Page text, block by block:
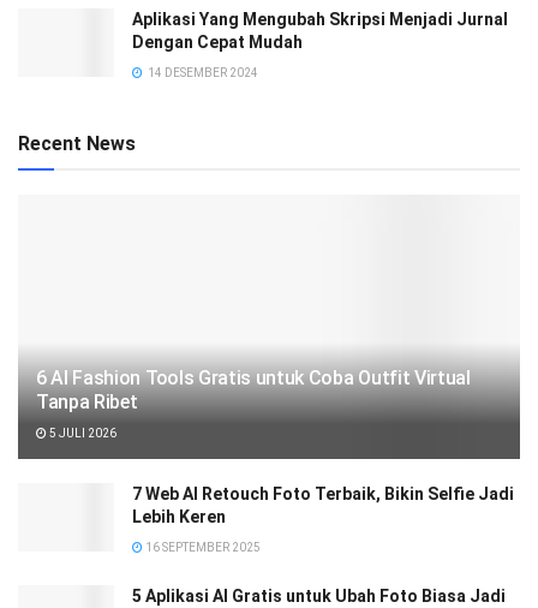
Aplikasi Yang Mengubah Skripsi Menjadi Jurnal
Dengan Cepat Mudah
14 DESEMBER 2024
Recent News
6 AI Fashion Tools Gratis untuk Coba Outfit Virtual
Tanpa Ribet
5 JULI 2026
7 Web AI Retouch Foto Terbaik, Bikin Selfie Jadi
Lebih Keren
16 SEPTEMBER 2025
5 Aplikasi AI Gratis untuk Ubah Foto Biasa Jadi